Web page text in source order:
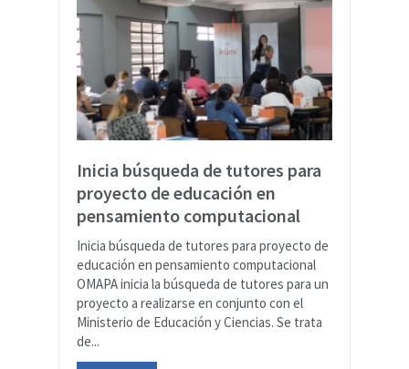
Inicia búsqueda de tutores para
proyecto de educación en
pensamiento computacional
Inicia búsqueda de tutores para proyecto de
educación en pensamiento computacional
OMAPA inicia la búsqueda de tutores para un
proyecto a realizarse en conjunto con el
Ministerio de Educación y Ciencias. Se trata
de...